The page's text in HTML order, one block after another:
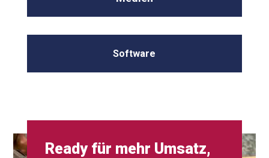
Software
Ready für mehr Umsatz,